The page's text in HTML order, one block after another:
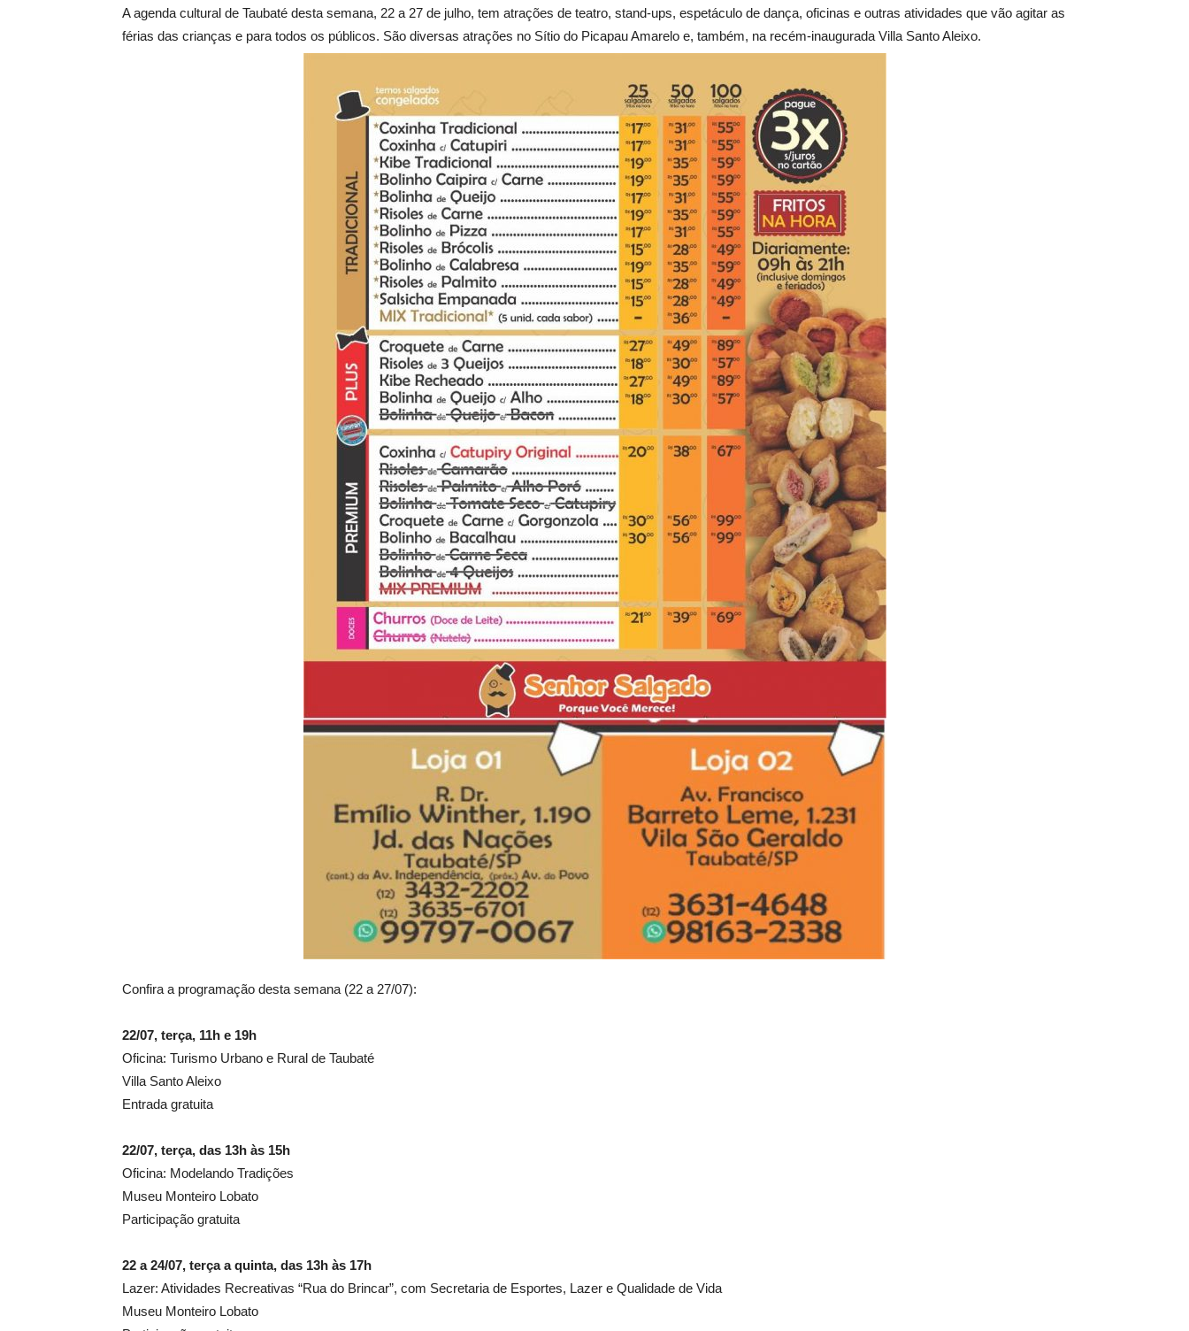
A agenda cultural de Taubaté desta semana, 22 a 27 de julho, tem atrações de teatro, stand-ups, espetáculo de dança, oficinas e outras atividades que vão agitar as
férias das crianças e para todos os públicos. São diversas atrações no Sítio do Picapau Amarelo e, também, na recém-inaugurada Villa Santo Aleixo.
Confira a programação desta semana (22 a 27/07):
22/07, terça, 11h e 19h
Oficina: Turismo Urbano e Rural de Taubaté
Villa Santo Aleixo
Entrada gratuita
22/07, terça, das 13h às 15h
Oficina: Modelando Tradições
Museu Monteiro Lobato
Participação gratuita
22 a 24/07, terça a quinta, das 13h às 17h
Lazer: Atividades Recreativas “Rua do Brincar”, com Secretaria de Esportes, Lazer e Qualidade de Vida
Museu Monteiro Lobato